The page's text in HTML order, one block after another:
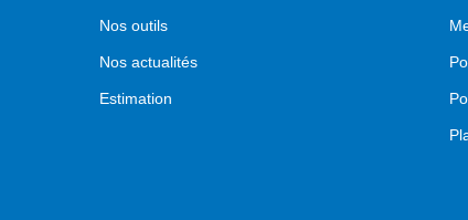
Nos outils
Nos actualités
Estimation